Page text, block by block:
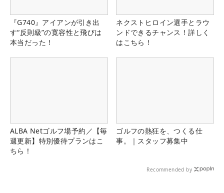
『G740』アイアンが引き出
す“反則級”の寛容性と飛びは
本当だった！
ネクストヒロイン選手とラウ
ンドできるチャンス！詳しく
はこちら！
ALBA Netゴルフ場予約／【毎
週更新】特別優待プランはこ
ちら！
ゴルフの熱狂を、つくる仕
事。｜スタッフ募集中
Recommended by